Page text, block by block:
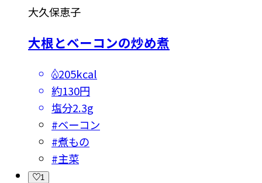
大久保恵子
大根とベーコンの炒め煮
205kcal
約130円
塩分2.3g
#ベーコン
#煮もの
#主菜
1